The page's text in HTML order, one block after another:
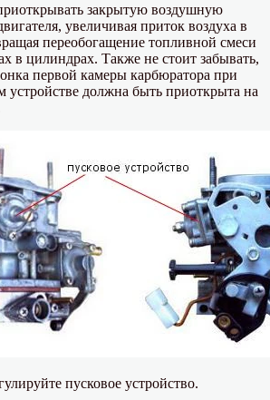
закрытую воздушную
увеличивая приток воздуха в
переобогащение топливной смеси
в цилиндрах. Также не стоит забывать,
первой камеры карбюратора при
устройстве должна быть приоткрыта на
пусковое устройство.